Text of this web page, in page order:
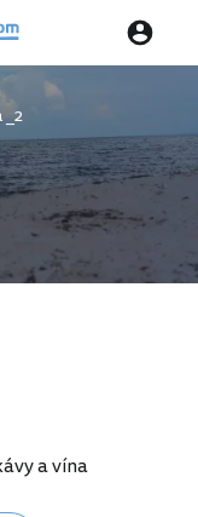
_2
a vína